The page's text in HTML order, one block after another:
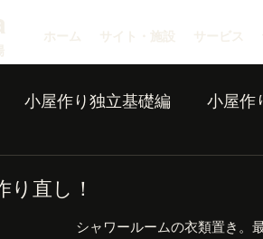
ホーム サイト・施設 サービス
小屋作り独立基礎編 小屋作
直し！
シャワールームの衣類置き。